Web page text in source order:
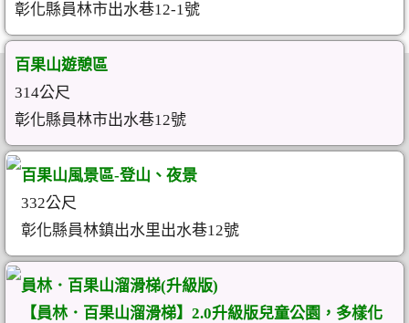
彰化縣員林市出水巷12-1號
百果山遊憩區
314公尺
彰化縣員林市出水巷12號
百果山風景區-登山、夜景
332公尺
彰化縣員林鎮出水里出水巷12號
員林．百果山溜滑梯(升級版)
【員林．百果山溜滑梯】2.0升級版兒童公園，多樣化